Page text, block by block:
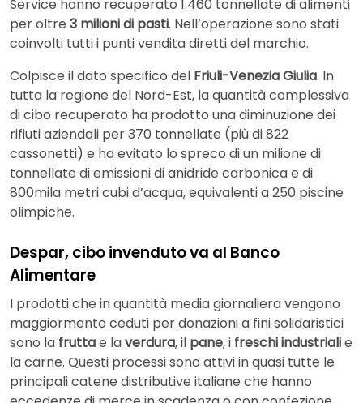
Service hanno recuperato 1.460 tonnellate di alimenti
per oltre 3 milioni di pasti. Nell’operazione sono stati
coinvolti tutti i punti vendita diretti del marchio.
Colpisce il dato specifico del Friuli-Venezia Giulia. In
tutta la regione del Nord-Est, la quantità complessiva
di cibo recuperato ha prodotto una diminuzione dei
rifiuti aziendali per 370 tonnellate (più di 822
cassonetti) e ha evitato lo spreco di un milione di
tonnellate di emissioni di anidride carbonica e di
800mila metri cubi d’acqua, equivalenti a 250 piscine
olimpiche.
Despar, cibo invenduto va al Banco
Alimentare
I prodotti che in quantità media giornaliera vengono
maggiormente ceduti per donazioni a fini solidaristici
sono la fruttae laverdura, il pane, i freschi industrialie
la carne. Questi processi sono attivi in quasi tutte le
principali catene distributive italiane che hanno